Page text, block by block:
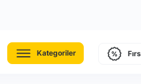
Kategoriler